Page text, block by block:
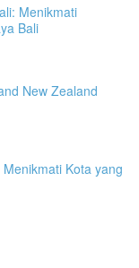
Menikmati
Bali
New Zealand
Kota yang